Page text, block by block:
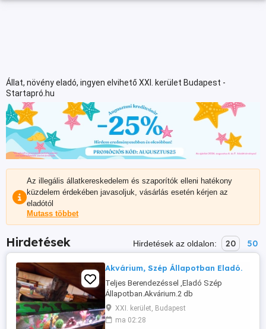
Állat, növény eladó, ingyen elvihető XXI. kerület Budapest -
Startapró.hu
Az illegális állatkereskedelem és szaporítók elleni hatékony
küzdelem érdekében javasoljuk, vásárlás esetén kérjen az
eladótól
Mutass többet
Hirdetések Hirdetések az oldalon: 20 50
Akvárium, Szép Állapotban Eladó.
Teljes Berendezéssel ,Eladó Szép
Állapotban.Akvárium.2 db
Szűrővel.,Hömérséglet Szabályzós
Melegítővel. Díszhalakkal..
XXI. kerület, Budapest
ma 02:28